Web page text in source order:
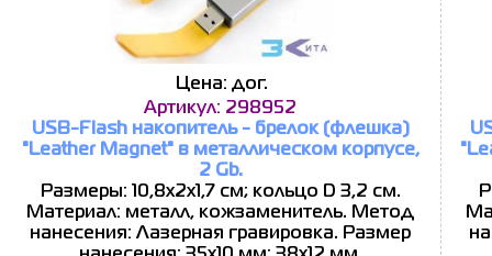
Цена: дог.
Артикул: 298952
USB-Flash накопитель - брелок (флешка)
"Leather Magnet" в металлическом корпусе,
2 Gb.
Размеры: 10,8х2х1,7 см; кольцо D 3,2 см.
Материал: металл, кожзаменитель. Метод
нанесения: Лазерная гравировка. Размер